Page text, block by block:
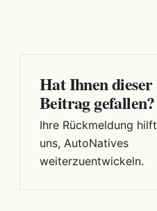
Hat Ihnen dieser
Beitrag gefallen?
Ihre Rückmeldung hilft
uns, AutoNatives
weiterzuentwickeln.